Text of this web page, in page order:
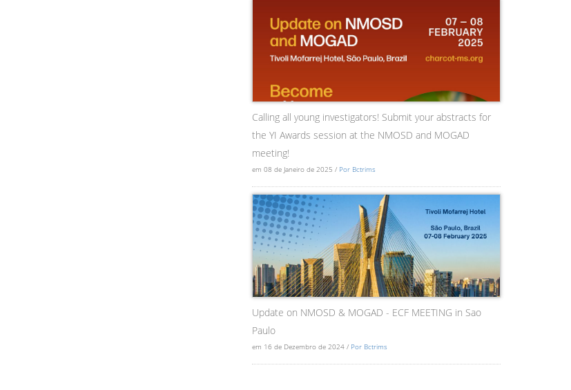
Calling all young investigators! Submit your abstracts for
the YI Awards session at the NMOSD and MOGAD
meeting!
em 08 de Janeiro de 2025 / Por Bctrims
Update on NMOSD & MOGAD - ECF MEETING in Sao
Paulo
em 16 de Dezembro de 2024 / Por Bctrims